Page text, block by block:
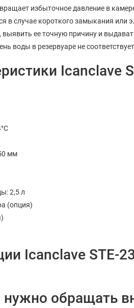
избыточное давление в
в случае короткого замыкания или
ее точную причину и
воды в резервуаре не
Icanclave
мм
2,5 л
(опция)
Icanclave STE-
обращать